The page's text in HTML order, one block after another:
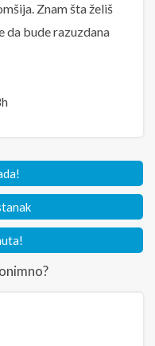
Znam šta želiš
da bude razuzdana